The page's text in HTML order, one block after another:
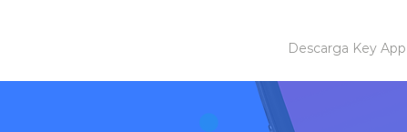
Descarga Key App